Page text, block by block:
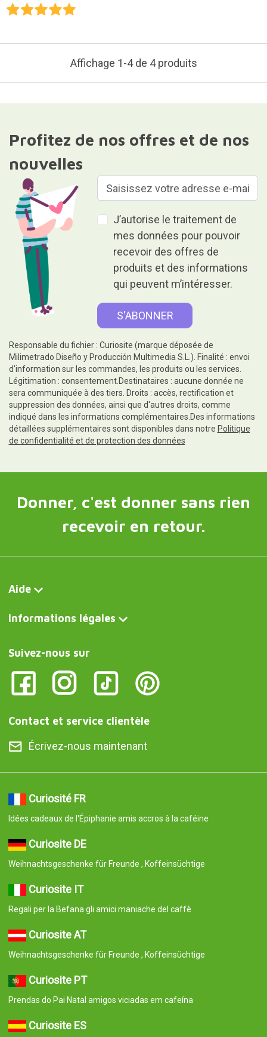
Affichage 1-4 de 4 produits
Profitez de nos offres et de nos
nouvelles
J’autorise le traitement de
mes données pour pouvoir
recevoir des offres de
produits et des informations
qui peuvent m’intéresser.
Responsable du fichier : Curiosite (marque déposée de
Milimetrado Diseño y Producción Multimedia S.L.). Finalité : envoi
d'information sur les commandes, les produits ou les services.
Légitimation : consentement.Destinataires : aucune donnée ne
sera communiquée à des tiers. Droits : accès, rectification et
suppression des données, ainsi que d'autres droits, comme
indiqué dans les informations complémentaires.Des informations
détaillées supplémentaires sont disponibles dans notre Politique
de confidentialité et de protection des données
Donner, c'est donner sans rien
recevoir en retour.
Aide
Informations légales
Suivez-nous sur
Contact et service clientèle
Écrivez-nous maintenant
Curiosité FR
Idées cadeaux de l'Épiphanie amis accros à la caféine
Curiosite DE
Weihnachtsgeschenke für Freunde , Koffeinsüchtige
Curiosite IT
Regali per la Befana gli amici maniache del caffè
Curiosite AT
Weihnachtsgeschenke für Freunde , Koffeinsüchtige
Curiosite PT
Prendas do Pai Natal amigos viciadas em cafeína
Curiosite ES